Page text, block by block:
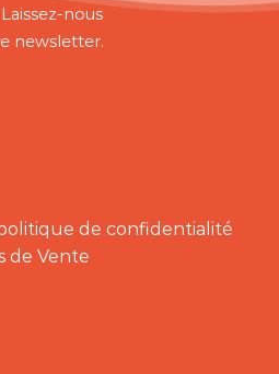
nous
newsletter.
de confidentialité
de Vente